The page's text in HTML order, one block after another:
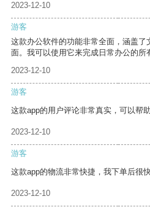
2023-12-10
游客
这款办公软件的功能非常全面，涵盖
面。我可以使用它来完成日常办公的所
2023-12-10
游客
这款app的用户评论非常真实，可以帮
2023-12-10
游客
这款app的物流非常快捷，我下单后很
2023-12-10